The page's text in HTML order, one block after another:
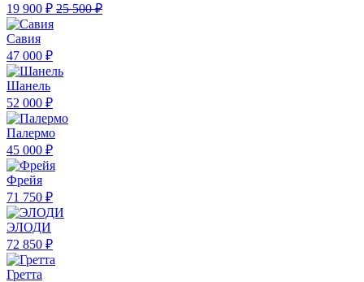
19 900 ₽ 25 500 ₽
Савия
47 000 ₽
Шанель
52 000 ₽
Палермо
45 000 ₽
Фрейя
71 750 ₽
ЭЛОДИ
72 850 ₽
Гретта